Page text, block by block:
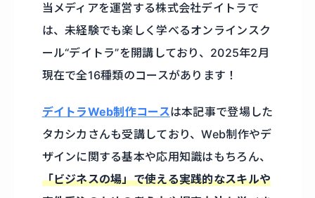
当メディアを運営する株式会社デイトラで
は、未経験でも楽しく学べるオンラインスク
ール“デイトラ”を開講しており、2025年2月
現在で全16種類のコースがあります！
デイトラWeb制作コースは本記事で登場した
タカシカさんも受講しており、Web制作やデ
ザインに関する基本や応用知識はもちろん、
「ビジネスの場」で使える実践的なスキルや